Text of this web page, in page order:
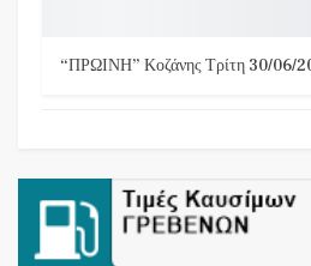
“ΠΡΩΙΝΗ” Κοζάνης Τρίτη 30/06/